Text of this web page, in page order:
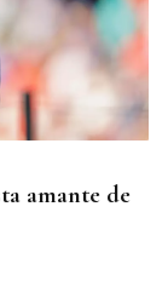
amante de